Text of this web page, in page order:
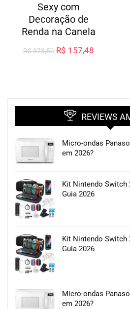
Sexy com
Decoração de
Renda na Canela
R$373,52 R$ 157,48
REVIEWS
Micro-ondas
em 2026?
Kit Nintendo Switch
Guia 2026
Kit Nintendo Switch
Guia 2026
Micro-ondas
em 2026?